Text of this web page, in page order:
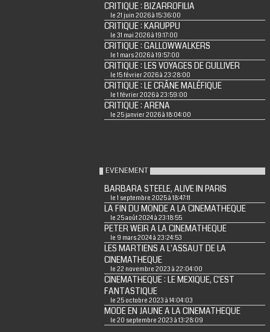
CRITIQUE : BIZARROFILIA
le 21 juin 2026 à 15:36:00
CRITIQUE : KARUPPU
le 31 mai 2026 à 19:17:00
CRITIQUE : GALLOWWALKERS
le 1 mars 2026 à 19:57:00
CRITIQUE : LES VOYAGES DE GULLIVER
le 15 février 2026 à 23:28:00
CRITIQUE : LE CRÂNE MALÉFIQUE
le 1 février 2026 à 23:59:00
CRITIQUE : ARENA
le 25 janvier 2026 à 18:04:00
EVENEMENT
BARBARA STEELE, ALIVE IN PARIS
le 1 septembre 2025 à 18:47:11
LA FIN DU MONDE A LA CINEMATHEQUE
le 25 août 2024 à 23:18:55
PETER WEIR A LA CINEMATHEQUE
le 9 mars 2024 à 23:24:53
LES MARTIENS A L'ASSAUT DE LA
CINEMATHEQUE
le 22 novembre 2023 à 22:04:00
CINEMATHEQUE : LE MEXIQUE, C'EST
FANTASTIQUE
le 25 octobre 2023 à 14:04:03
MODE EN JAUNE A LA CINEMATHEQUE
le 20 septembre 2023 à 13:28:09